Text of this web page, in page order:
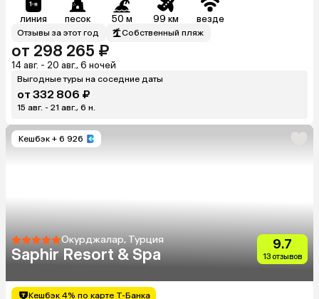
линия песок 50 м 99 км везде
Отзывы за этот год Собственный пляж
от 298 265 ₽
14 авг. - 20 авг., 6 ночей
Выгодные туры на соседние даты
от 332 806 ₽
15 авг. - 21 авг., 6 н.
Кешбэк + 6 926
Окурджалар, Турция
Saphir Resort & Spa
9.7
13 отзывов
Кешбэк 4% по карте Т-Банка